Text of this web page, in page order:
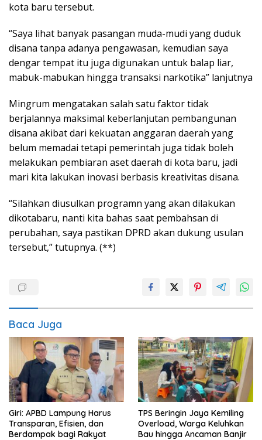
kota baru tersebut.
“Saya lihat banyak pasangan muda-mudi yang duduk
disana tanpa adanya pengawasan, kemudian saya
dengar tempat itu juga digunakan untuk balap liar,
mabuk-mabukan hingga transaksi narkotika” lanjutnya
Mingrum mengatakan salah satu faktor tidak
berjalannya maksimal keberlanjutan pembangunan
disana akibat dari kekuatan anggaran daerah yang
belum memadai tetapi pemerintah juga tidak boleh
melakukan pembiaran aset daerah di kota baru, jadi
mari kita lakukan inovasi berbasis kreativitas disana.
“Silahkan diusulkan programn yang akan dilakukan
dikotabaru, nanti kita bahas saat pembahsan di
perubahan, saya pastikan DPRD akan dukung usulan
tersebut,” tutupnya. (**)
Baca Juga
Giri: APBD Lampung Harus
Transparan, Efisien, dan
Berdampak bagi Rakyat
TPS Beringin Jaya Kemiling
Overload, Warga Keluhkan
Bau hingga Ancaman Banjir